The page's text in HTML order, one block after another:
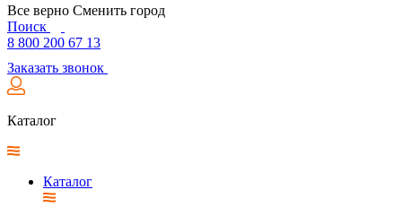
Все верно Сменить город
Поиск
8 800 200 67 13
Заказать звонок
Каталог
Каталог